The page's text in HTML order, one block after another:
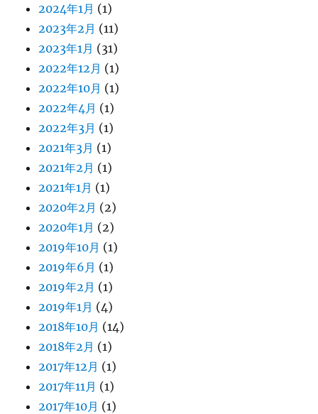
2024年1月 (1)
2023年2月 (11)
2023年1月 (31)
2022年12月 (1)
2022年10月 (1)
2022年4月 (1)
2022年3月 (1)
2021年3月 (1)
2021年2月 (1)
2021年1月 (1)
2020年2月 (2)
2020年1月 (2)
2019年10月 (1)
2019年6月 (1)
2019年2月 (1)
2019年1月 (4)
2018年10月 (14)
2018年2月 (1)
2017年12月 (1)
2017年11月 (1)
2017年10月 (1)